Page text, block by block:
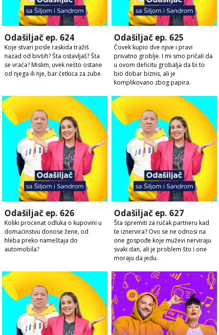
Odašiljač ep. 624
Koje stvari posle raskida tražiš
nazad od bivših? Šta ostavljaš? Šta
se vraća? Mislim, uvek nešto ostane
od njega ili nje, bar četkica za zube.
Odašiljač ep. 625
Čovek kupio dve njive i pravi
privatno groblje. I mi smo pričali da
u ovom deficitu grobalja da bi to
bio dobar biznis, ali je
komplikovano zbog papira.
Odašiljač ep. 626
Koliki procenat odluka o kupovini u
domaćinstvu donose žene, od
hleba preko nameštaja do
automobila?
Odašiljač ep. 627
Šta spremiti za ručak partneru kad
te iznervira? Ovo se ne odnosi na
one gospođe koje muževi nerviraju
svaki dan, ali je problem što i one
moraju da jedu.